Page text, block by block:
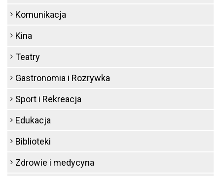
Komunikacja
Kina
Teatry
Gastronomia i Rozrywka
Sport i Rekreacja
Edukacja
Biblioteki
Zdrowie i medycyna